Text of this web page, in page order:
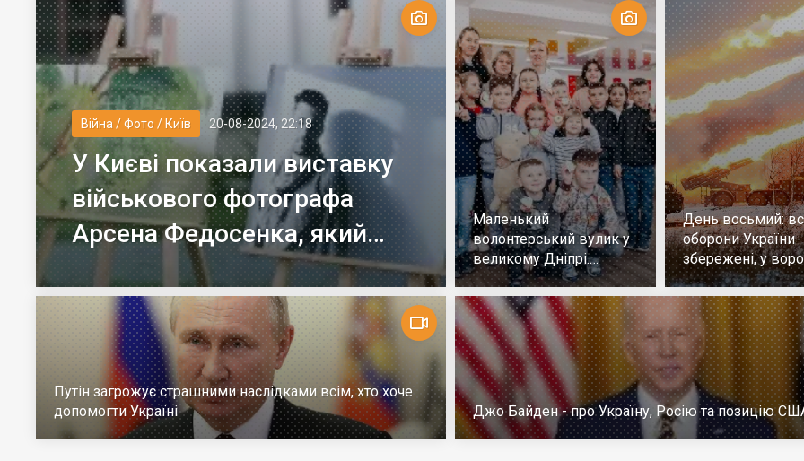
Війна / Фото / Київ 20-08-2024, 22:18
У Києві показали виставку
військового фотографа
Арсена Федосенка, який
загинув на війні
Маленький
волонтерський вулик у
великому Дніпрі.
Репортаж
День восьмий: всі
оборони України
збережені, у
немає успіху
Путін загрожує страшними наслідками всім, хто хоче
допомогти Україні
Джо Байден - про Україну, Росію та позицію